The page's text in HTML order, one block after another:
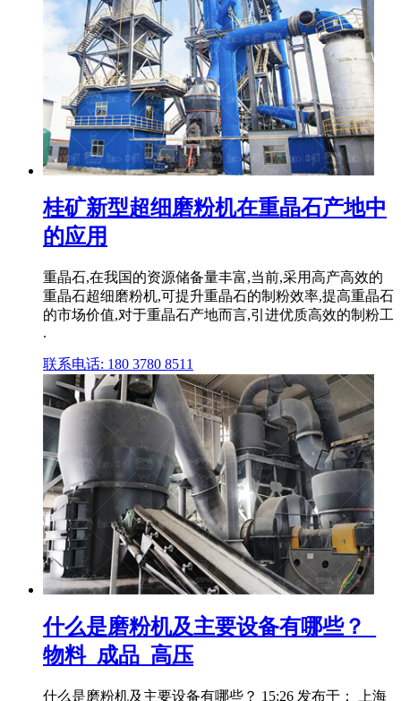
桂矿新型超细磨粉机在重晶石产地中
的应用
重晶石,在我国的资源储备量丰富,当前,采用高产高效的
重晶石超细磨粉机,可提升重晶石的制粉效率,提高重晶石
的市场价值,对于重晶石产地而言,引进优质高效的制粉工
.
联系电话: 180 3780 8511
什么是磨粉机及主要设备有哪些？_
物料_成品_高压
什么是磨粉机及主要设备有哪些？ 15:26 发布于： 上海